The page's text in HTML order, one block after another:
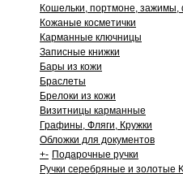
Кошельки, портмоне, зажимы,
Кожаные косметички
Карманные ключницы
Записные книжки
Бары из кожи
Браслеты
Брелоки из кожи
Визитницы карманные
Графины, Фляги, Кружки
Обложки для документов
+- Подарочные ручки
Ручки серебряные и золотые